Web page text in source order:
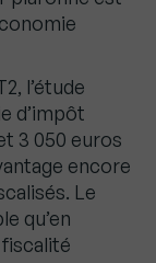
l’étude
d’impôt
3 050 euros
encore
Le
qu’en